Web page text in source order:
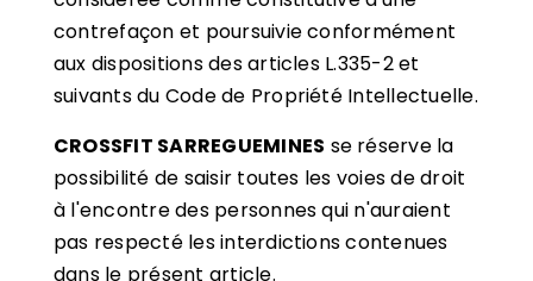
contrefaçon et poursuivie conformément
aux dispositions des articles L.335-2 et
suivants du Code de Propriété Intellectuelle.
CROSSFIT SARREGUEMINES se réserve la
possibilité de saisir toutes les voies de droit
à l'encontre des personnes qui n'auraient
pas respecté les interdictions contenues
dans le présent article.